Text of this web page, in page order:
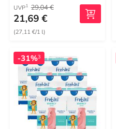
UVP1 29,04 €
21,69 €
(27,11 €/1 l)
-31%3